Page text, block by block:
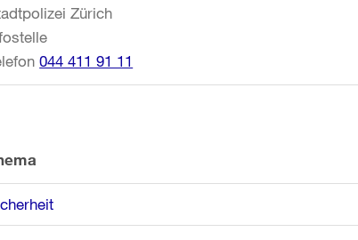
Zürich
044 411 91 11